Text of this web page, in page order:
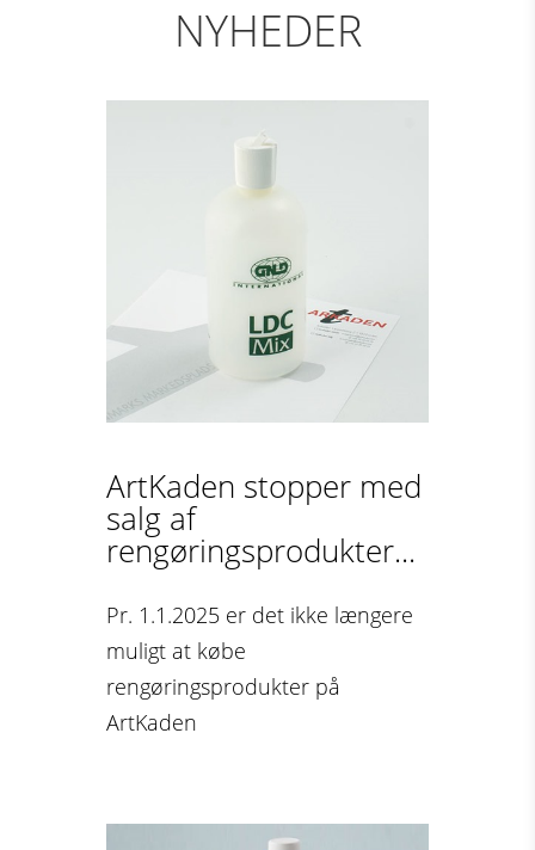
NYHEDER
ArtKaden stopper med
salg af
rengøringsprodukter...
Pr. 1.1.2025 er det ikke længere
muligt at købe
rengøringsprodukter på
ArtKaden